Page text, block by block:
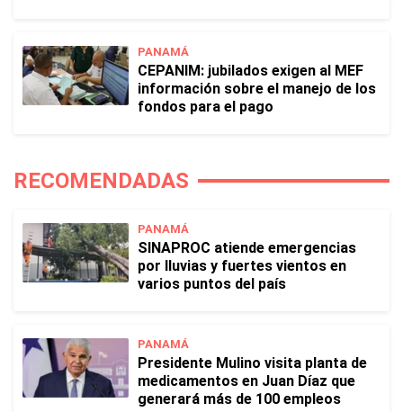
PANAMÁ
CEPANIM: jubilados exigen al MEF
información sobre el manejo de los
fondos para el pago
RECOMENDADAS
PANAMÁ
SINAPROC atiende emergencias
por lluvias y fuertes vientos en
varios puntos del país
PANAMÁ
Presidente Mulino visita planta de
medicamentos en Juan Díaz que
generará más de 100 empleos